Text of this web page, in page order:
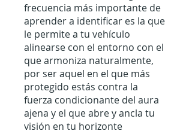
frecuencia más importante de
aprender a identificar es la que
le permite a tu vehículo
alinearse con el entorno con el
que armoniza naturalmente,
por ser aquel en el que más
protegido estás contra la
fuerza condicionante del aura
ajena y el que abre y ancla tu
visión en tu horizonte